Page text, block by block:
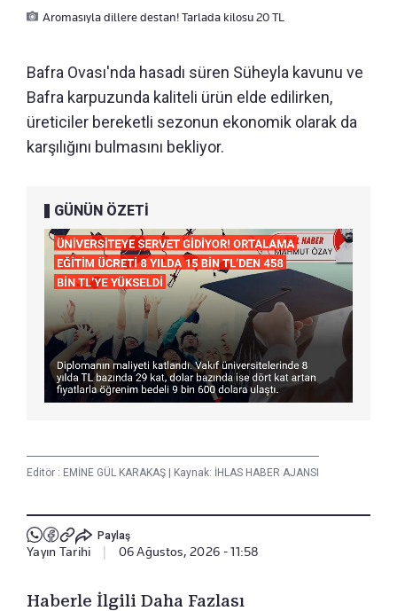
Aromasıyla dillere destan! Tarlada kilosu 20 TL
Bafra Ovası'nda hasadı süren Süheyla kavunu ve
Bafra karpuzunda kaliteli ürün elde edilirken,
üreticiler bereketli sezonun ekonomik olarak da
karşılığını bulmasını bekliyor.
GÜNÜN ÖZETİ
Editör : EMİNE GÜL KARAKAŞ Kaynak: İHLAS HABER AJANSI
Paylaş
Yayın Tarihi 06 Ağustos, 2026 - 11:58
Haberle İlgili Daha Fazlası